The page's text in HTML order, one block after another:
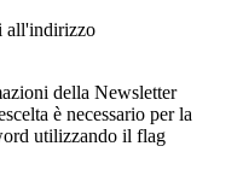
all'indirizzo
della Newsletter
è necessario per la
utilizzando il flag